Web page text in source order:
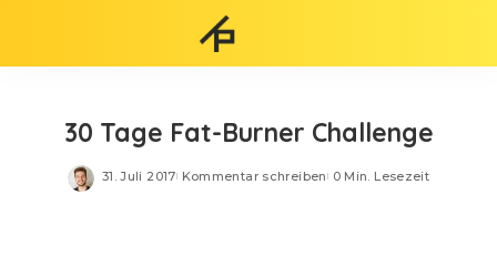
30 Tage Fat-Burner Challenge
31. Juli 2017 Kommentar schreiben 0 Min. Lesezeit